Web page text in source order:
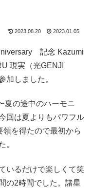
2023.08.20 2023.01.05
記念 Kazumi
現実（光GENJI
加しました。
夏の途中のハーモニ
回は夏よりもパワフル
領を得たので最初から
。
いるだけで楽しくて笑
の2時間でした。諸星